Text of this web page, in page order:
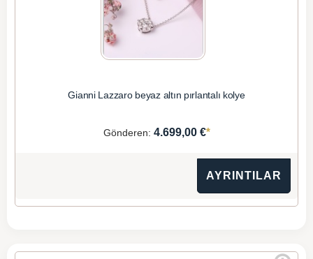
Gianni Lazzaro beyaz altın pırlantalı kolye
Gönderen: 4.699,00 €*
AYRINTILAR